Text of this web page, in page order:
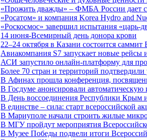
«Прожить дважды» – ФМБА России дает
«Росатом» и компания Korea Hydro and
«Роскосмос» завершил испытания «царь-
14 июня-Всемирный день донора крови
22–24 октября в Казани состоится
Авиакомпания S7 запускает новые рейсы
АСИ запустило онлайн-платформу для
Более 70 стран и территорий
В Афинах прошла конференция,
В Госдуме анонсировали
В День воссоединения Республики Крым
В единстве – сила: старт всероссийской
В Мариуполе начали строить жилые
В МГУ пройдут мероприятия
В Музее Победы подвели итоги